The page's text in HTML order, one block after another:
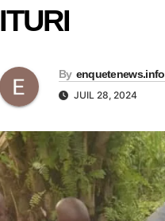
ITURI
By enquetenews.info
JUIL 28, 2024